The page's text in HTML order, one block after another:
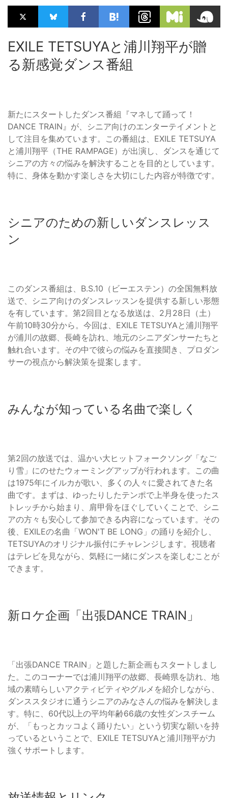
EXILE TETSUYAと浦川翔平が贈
る新感覚ダンス番組
新たにスタートしたダンス番組『マネして踊って！
DANCE TRAIN』が、シニア向けのエンターテイメントと
して注目を集めています。この番組は、EXILE TETSUYA
と浦川翔平（THE RAMPAGE）が出演し、ダンスを通じて
シニアの方々の悩みを解決することを目的としています。
特に、身体を動かす楽しさを大切にした内容が特徴です。
シニアのための新しいダンスレッス
ン
このダンス番組は、B.S.10（ビーエステン）の全国無料放
送で、シニア向けのダンスレッスンを提供する新しい形態
を有しています。第2回目となる放送は、2月28日（土）
午前10時30分から。今回は、EXILE TETSUYAと浦川翔平
が浦川の故郷、長崎を訪れ、地元のシニアダンサーたちと
触れ合います。その中で彼らの悩みを直接聞き、プロダン
サーの視点から解決策を提案します。
みんなが知っている名曲で楽しく
第2回の放送では、温かい大ヒットフォークソング「なご
り雪」にのせたウォーミングアップが行われます。この曲
は1975年にイルカが歌い、多くの人々に愛されてきた名
曲です。まずは、ゆったりしたテンポで上半身を使ったス
トレッチから始まり、肩甲骨をほぐしていくことで、シニ
アの方々も安心して参加できる内容になっています。その
後、EXILEの名曲「WON'T BE LONG」の踊りを紹介し、
TETSUYAのオリジナル振付にチャレンジします。視聴者
はテレビを見ながら、気軽に一緒にダンスを楽しむことが
できます。
新ロケ企画「出張DANCE TRAIN」
「出張DANCE TRAIN」と題した新企画もスタートしまし
た。このコーナーでは浦川翔平の故郷、長崎県を訪れ、地
域の素晴らしいアクティビティやグルメを紹介しながら、
ダンススタジオに通うシニアのみなさんの悩みを解決しま
す。特に、60代以上の平均年齢66歳の女性ダンスチーム
が、「もっとカッコよく踊りたい」という切実な願いを持
っているということで、EXILE TETSUYAと浦川翔平が力
強くサポートします。